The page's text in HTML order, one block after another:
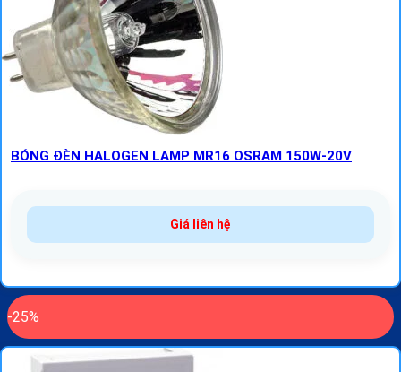
BÓNG ĐÈN HALOGEN LAMP MR16 OSRAM 150W-20V
Giá liên hệ
-25%